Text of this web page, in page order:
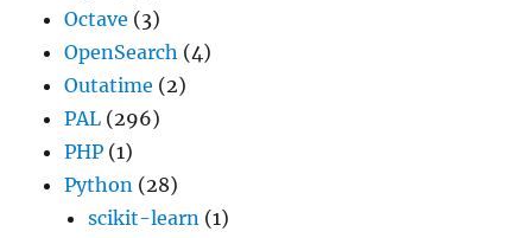
Octave (3)
OpenSearch (4)
Outatime (2)
PAL (296)
PHP (1)
Python (28)
scikit-learn (1)